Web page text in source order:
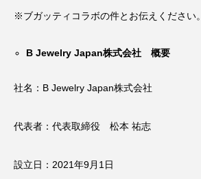
※ブガッティコラボの件とお伝えください。
B Jewelry Japan株式会社 概要
社名：B Jewelry Japan株式会社
代表者：代表取締役 松本 祐志
設立日：2021年9月1日